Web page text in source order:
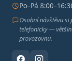
Po–Pá
Osobní návštěvu
telefonicky —
provozovnu.